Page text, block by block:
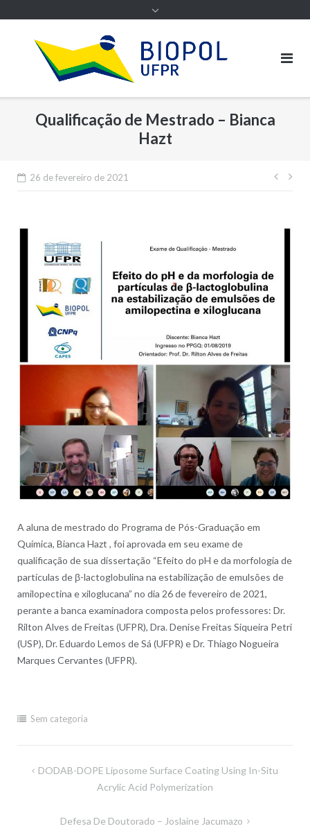
Qualificação de Mestrado – Bianca
Hazt
26 de fevereiro de 2021
A aluna de mestrado do Programa de Pós-Graduação em
Química, Bianca Hazt , foi aprovada em seu exame de
qualificação de sua dissertação “Efeito do pH e da morfologia de
partículas de β-lactoglobulina na estabilização de emulsões de
amilopectina e xiloglucana” no dia 26 de fevereiro de 2021,
perante a banca examinadora composta pelos professores: Dr.
Rilton Alves de Freitas (UFPR), Dra. Denise Freitas Siqueira Petri
(USP), Dr. Eduardo Lemos de Sá (UFPR) e Dr. Thiago Nogueira
Marques Cervantes (UFPR).
Sem categoria
Navegação
DODAB-DOPE Liposome Surface Coating Using In-Situ
Acrylic Acid Polymerization
Defesa De Doutorado – Joslaine Jacumazo